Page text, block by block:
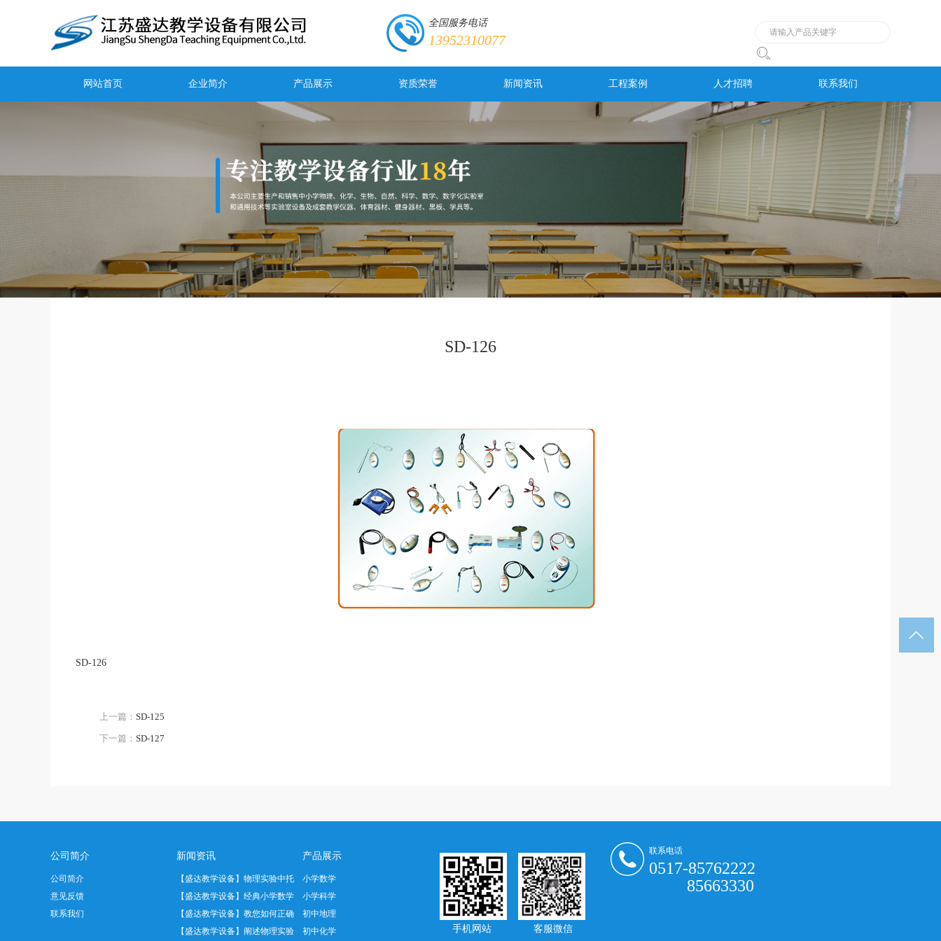
全国服务电话
13952310077

网站首页 企业简介 产品展示 资质荣誉 新闻资讯 工程案例 人才招聘 联系我们
SD-126
SD-126
上一篇： SD-125
下一篇： SD-127
公司简介
公司简介
意见反馈
联系我们
新闻资讯
【盛达教学设备】物理实验中托
盘天平正…
【盛达教学设备】经典小学数学
教具——…
【盛达教学设备】教您如何正确
使用温度…
【盛达教学设备】阐述物理实验
产品展示
小学数学
小学科学
初中地理
初中化学
手机网站 客服微信
联系电话
0517-85762222
85663330
